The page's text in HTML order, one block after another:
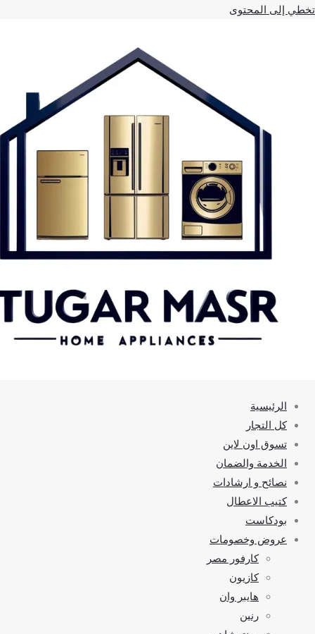
تخطي إلى المحتوى
الرئيسية
كل التجار
تسوق اون لاين
الخدمة والضمان
نصائح و ارشادات
كتيب الاعطال
بودكاست
عروض وخصومات
كارفور مصر
كازيون
هايبر وان
رنين